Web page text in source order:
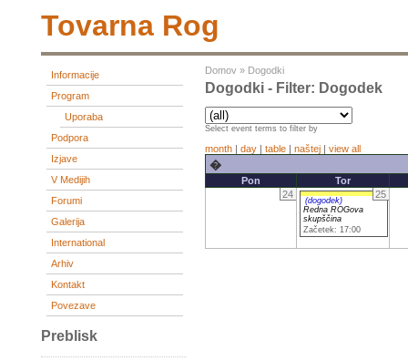
Tovarna Rog
Informacije
Program
Uporaba
Podpora
Izjave
V Medijih
Forumi
Galerija
International
Arhiv
Kontakt
Povezave
Preblisk
Domov » Dogodki
Dogodki - Filter: Dogodek
Select event terms to filter by
month | day | table | naštej | view all
�
Pon
Tor
24
25
(dogodek)
Redna ROGova
skupščina
Začetek: 17:00